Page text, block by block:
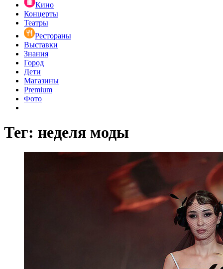
Кино
Концерты
Театры
Рестораны
Выставки
Знания
Город
Дети
Магазины
Premium
Фото
Тег: неделя моды